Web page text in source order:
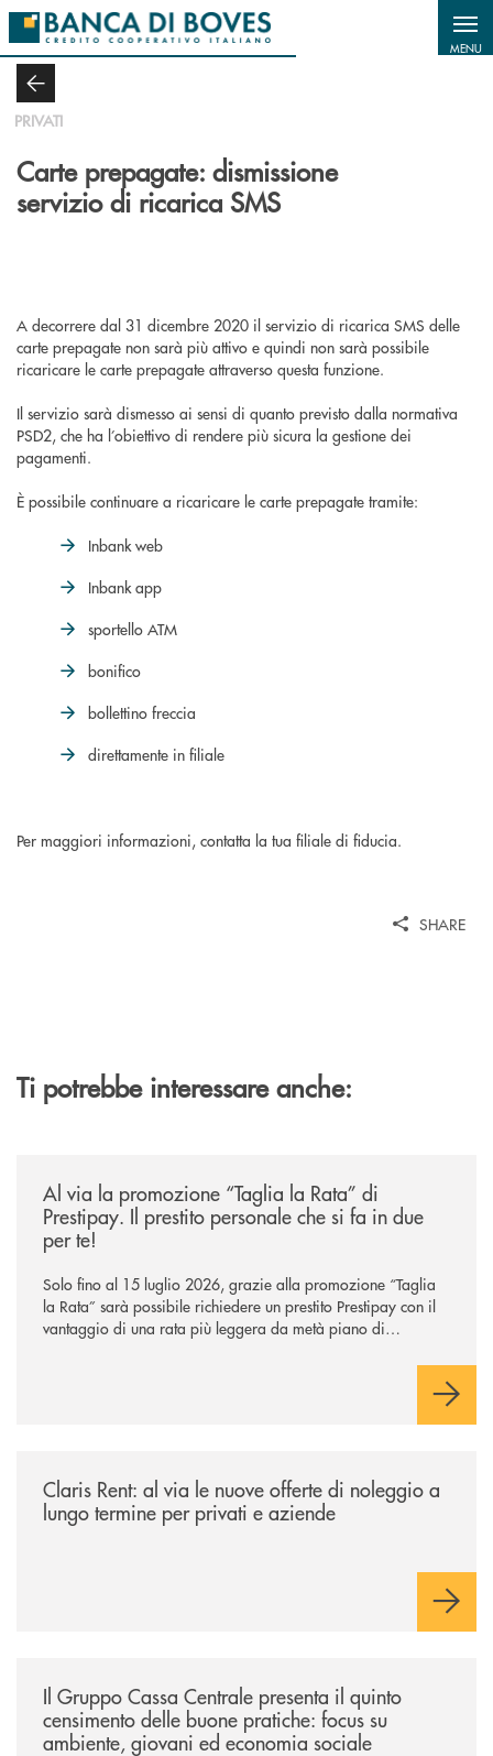
Salta al contenuto principale
MENU
PRIVATI
Carte prepagate: dismissione
servizio di ricarica SMS
A decorrere dal 31 dicembre 2020 il servizio di ricarica SMS delle
carte prepagate non sarà più attivo e quindi non sarà possibile
ricaricare le carte prepagate attraverso questa funzione.
Il servizio sarà dismesso ai sensi di quanto previsto dalla normativa
PSD2, che ha l’obiettivo di rendere più sicura la gestione dei
pagamenti.
È possibile continuare a ricaricare le carte prepagate tramite:
Inbank web
Inbank app
sportello ATM
bonifico
bollettino freccia
direttamente in filiale
Per maggiori informazioni, contatta la tua filiale di fiducia.
SHARE
Ti potrebbe interessare anche:
Al via la promozione “Taglia la Rata” di
Prestipay. Il prestito personale che si fa in due
per te!
Solo fino al 15 luglio 2026, grazie alla promozione “Taglia
la Rata” sarà possibile richiedere un prestito Prestipay con il
vantaggio di una rata più leggera da metà piano di
Claris Rent: al via le nuove offerte di noleggio a
lungo termine per privati e aziende
Il Gruppo Cassa Centrale presenta il quinto
censimento delle buone pratiche: focus su
ambiente, giovani ed economia sociale